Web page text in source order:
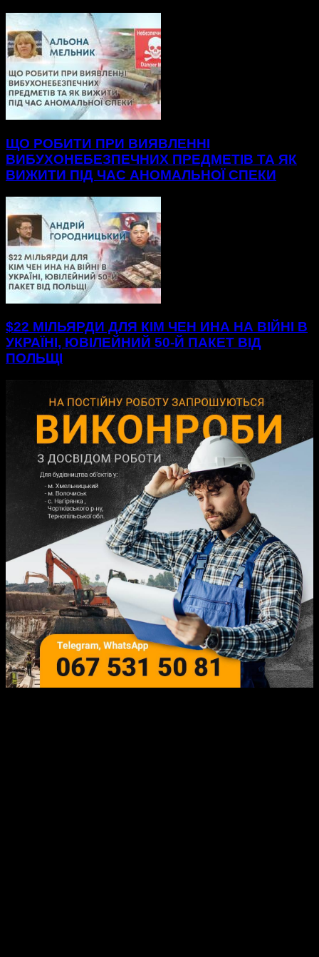
ЩО РОБИТИ ПРИ ВИЯВЛЕННІ
ВИБУХОНЕБЕЗПЕЧНИХ ПРЕДМЕТІВ ТА ЯК
ВИЖИТИ ПІД ЧАС АНОМАЛЬНОЇ СПЕКИ
$22 МІЛЬЯРДИ ДЛЯ КІМ ЧЕН ИНА НА ВІЙНІ В
УКРАЇНІ, ЮВІЛЕЙНИЙ 50-Й ПАКЕТ ВІД
ПОЛЬЩІ